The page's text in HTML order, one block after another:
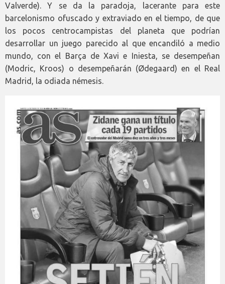
Valverde). Y se da la paradoja, lacerante para este
barcelonismo ofuscado y extraviado en el tiempo, de que
los pocos centrocampistas del planeta que podrían
desarrollar un juego parecido al que encandiló a medio
mundo, con el Barça de Xavi e Iniesta, se desempeñan
(Modric, Kroos) o desempeñarán (Ødegaard) en el Real
Madrid, la odiada némesis.